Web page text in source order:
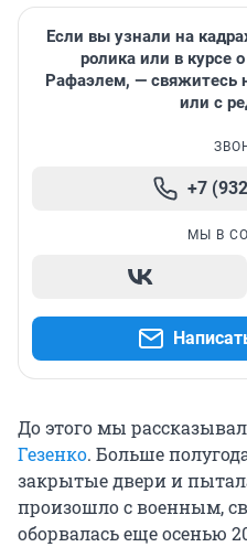
Если вы узнали на
ролика или в курсе
Рафаэлем, — свяжитесь
или с
+7
МЫ В
До этого мы
Гезенко. Больше
закрытые двери и
произошло с военным,
оборвалась еще осенью